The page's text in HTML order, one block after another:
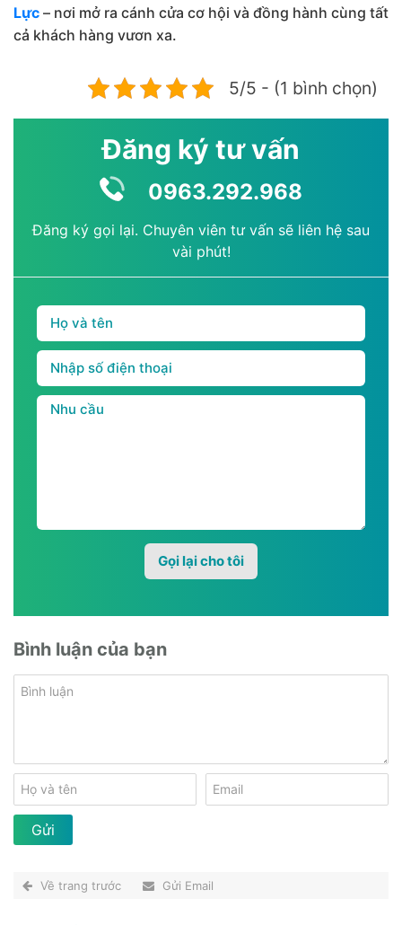
Lực – nơi mở ra cánh cửa cơ hội và đồng hành cùng tất
cả khách hàng vươn xa.
5/5 - (1 bình chọn)
Đăng ký tư vấn
0963.292.968
Đăng ký gọi lại. Chuyên viên tư vấn sẽ liên hệ sau
vài phút!
Bình luận của bạn
Về trang trước Gửi Email